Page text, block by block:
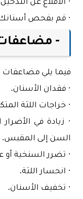
· الاقلاع عن
· قم بفحص
- مضاعفات
فيما يلي مضاعفات
· فقدان الأسنان.
· خراجات اللثة
· زيادة في
السن إلى المقبس.
· تضرر السنخية
· انحسار اللثة.
· تخفيف الأسنان.